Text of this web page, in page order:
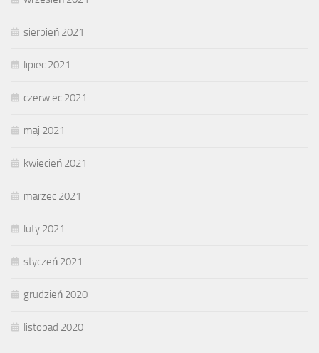
sierpień 2021
lipiec 2021
czerwiec 2021
maj 2021
kwiecień 2021
marzec 2021
luty 2021
styczeń 2021
grudzień 2020
listopad 2020